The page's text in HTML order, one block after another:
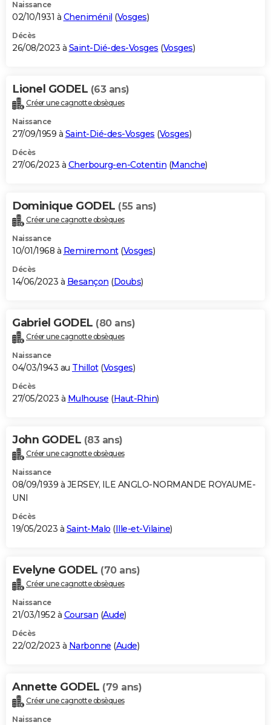
Naissance
02/10/1931 à Cheniménil (Vosges)
Décès
26/08/2023 à Saint-Dié-des-Vosges (Vosges)
Lionel GODEL (63 ans)
Créer une cagnotte obsèques
Naissance
27/09/1959 à Saint-Dié-des-Vosges (Vosges)
Décès
27/06/2023 à Cherbourg-en-Cotentin (Manche)
Dominique GODEL (55 ans)
Créer une cagnotte obsèques
Naissance
10/01/1968 à Remiremont(Vosges)
Décès
14/06/2023 à Besançon (Doubs)
Gabriel GODEL (80 ans)
Créer une cagnotte obsèques
Naissance
04/03/1943 au Thillot(Vosges)
Décès
27/05/2023 à Mulhouse (Haut-Rhin)
John GODEL (83 ans)
Créer une cagnotte obsèques
Naissance
08/09/1939 à JERSEY, ILE ANGLO-NORMANDE ROYAUME-
UNI
Décès
19/05/2023 à Saint-Malo (Ille-et-Vilaine)
Evelyne GODEL (70 ans)
Créer une cagnotte obsèques
Naissance
21/03/1952 à Coursan (Aude)
Décès
22/02/2023 à Narbonne (Aude)
Annette GODEL (79 ans)
Créer une cagnotte obsèques
Naissance